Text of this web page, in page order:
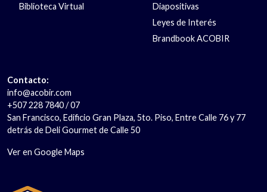
Biblioteca Virtual
Diapositivas
Leyes de Interés
Brandbook ACOBIR
Contacto:
info@acobir.com
+507 228 7840 / 07
San Francisco, Edificio Gran Plaza, 5to. Piso, Entre Calle 76 y 77
detrás de Deli Gourmet de Calle 50
Ver en Google Maps